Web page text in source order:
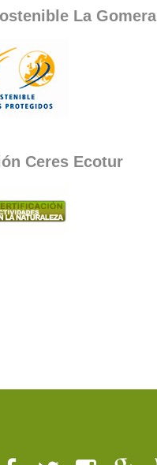
La Gomera
Ceres Ecotur